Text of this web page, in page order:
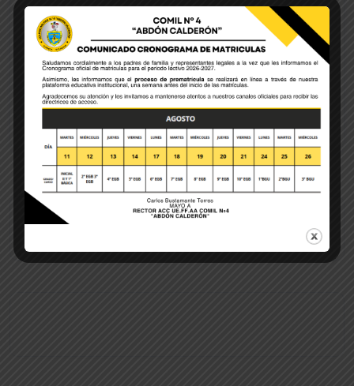
Save my name, email, and website in this browser
for the next time I comment.
POST COMMENT